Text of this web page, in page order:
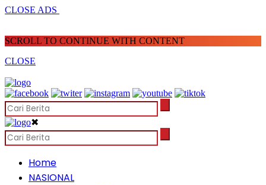
CLOSE ADS
SCROLL TO CONTINUE WITH CONTENT
CLOSE
✖
Home
NASIONAL